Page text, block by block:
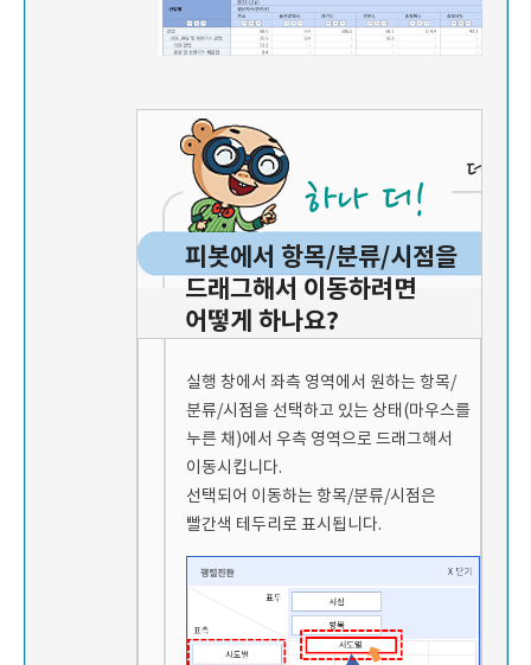
피봇에서 항목/분류/시점을
드래그해서 이동하려면
어떻게 하나요?
실행 창에서 좌측 영역에서 원하는 항목/
분류/시점을 선택하고 있는 상태(마우스를
누른 채)에서 우측 영역으로 드래그해서
이동시킵니다.
선택되어 이동하는 항목/분류/시점은
빨간색 테두리로 표시됩니다.